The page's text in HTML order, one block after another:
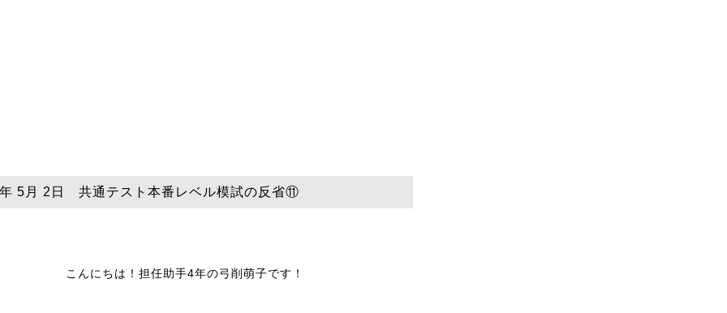
5月 2日 共通テスト本番レベル模試の反省⑪
こんにちは！担任助手4年の弓削萌子です！